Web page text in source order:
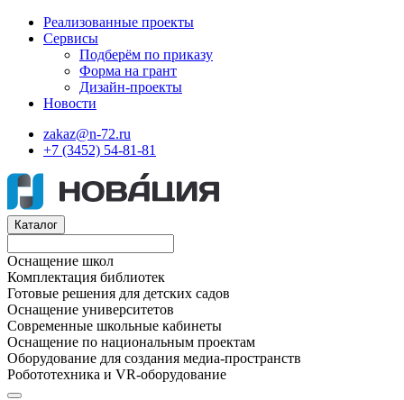
Реализованные проекты
Сервисы
Подберём по приказу
Форма на грант
Дизайн-проекты
Новости
zakaz@n-72.ru
+7 (3452) 54-81-81
Каталог
Оснащение школ
Комплектация библиотек
Готовые решения для детских садов
Оснащение университетов
Современные школьные кабинеты
Оснащение по национальным проектам
Оборудование для создания медиа-пространств
Робототехника и VR-оборудование